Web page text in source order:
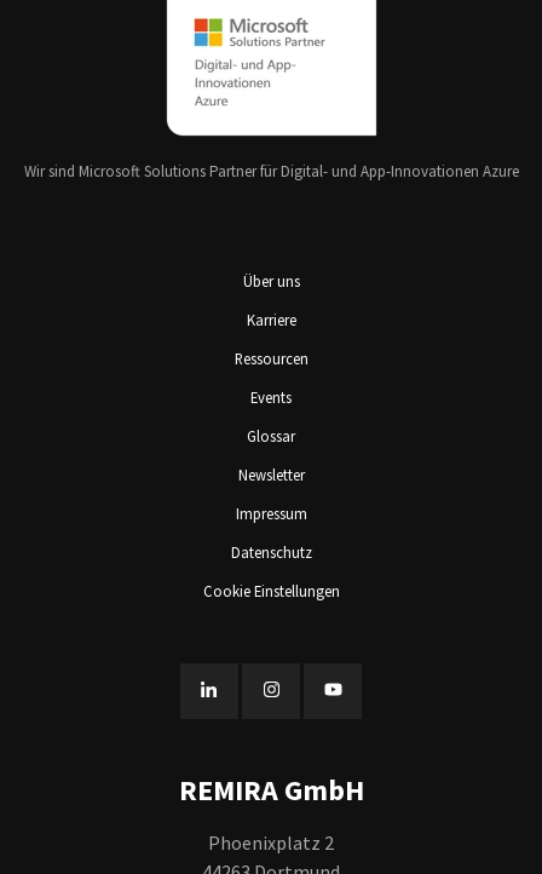
Wir sind Microsoft Solutions Partner für Digital- und App-Innovationen Azure
Über uns
Karriere
Ressourcen
Events
Glossar
Newsletter
Impressum
Datenschutz
Cookie Einstellungen
REMIRA GmbH
Phoenixplatz 2